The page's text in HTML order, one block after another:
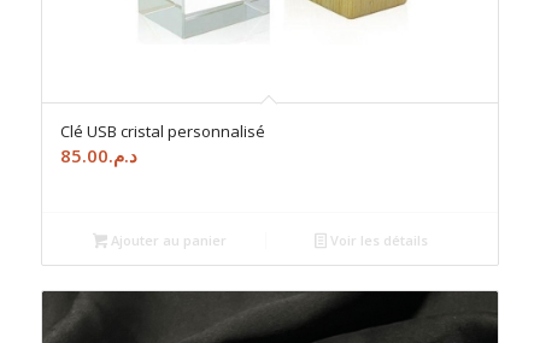
Clé USB cristal personnalisé
د.م.85.00
Ajouter au panier Voir les détails